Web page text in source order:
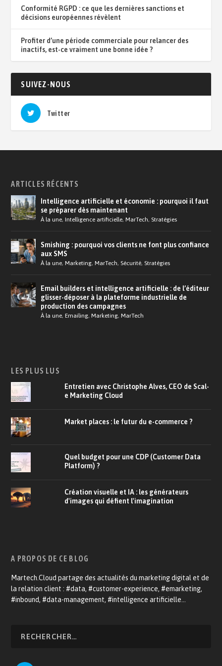
Conformité RGPD : ce que les dernières sanctions et
décisions européennes révèlent
Profiter d’une période commerciale pour relancer des
inactifs, est-ce vraiment une bonne idée ?
SUIVEZ-NOUS
Twitter
ARTICLES RÉCENTS
Intelligence artificielle et économie : pourquoi il faut
se préparer dès maintenant
À la une,Intelligence artificielle,MarTech, Stratégies
Smishing : pourquoi vos clients ne font plus confiance
aux SMS
À la une,Marketing,MarTech, Sécurité, Stratégies
Email builders et intelligence artificielle : de l’éditeur
glisser-déposer à la plateforme industrielle de
production des campagnes
À la une,Emailing,Marketing,MarTech
LES PLUS LUS
Entretien avec Christophe Alves, CEO de Scal-
e Marketing Cloud
Market places : le futur du e-commerce ?
Quel budget pour une CDP (Customer Data
Platform) ?
Création visuelle et IA : les générateurs
d'images qui défient l'imagination
A PROPOS DE CE BLOG
Martech.Cloud partage des actualités du marketing digital et de
la relation client : #data, #customer-experience, #emarketing,
#inbound, #data-management, #intelligence artificielle…